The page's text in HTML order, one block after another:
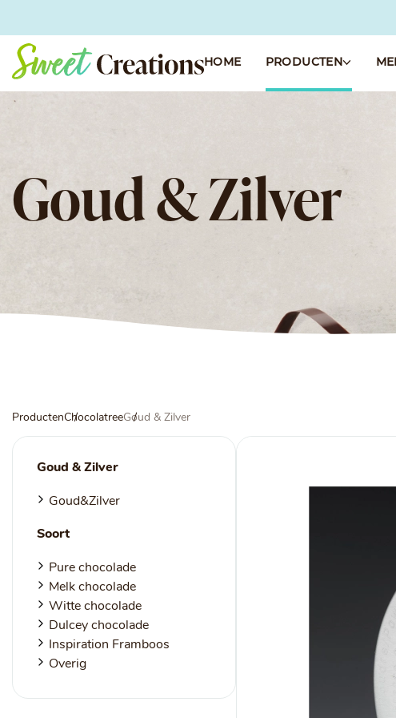
HOME PRODUCTEN
Basisbenodigdheden
Bonbons
Chocolade Dragees
Fresh 1kg
Fruitpuree 1kg
Fruitpuree 2x5kg
Afgeleide vanille producten
Vanillestokjes
Noten Gekonfijt
Goud & Zilver
ProductenChocolatreeGoud & Zilver
Goud & Zilver
Goud&Zilver
Soort
Pure chocolade
Melk chocolade
Witte chocolade
Dulcey chocolade
Inspiration Framboos
Overig